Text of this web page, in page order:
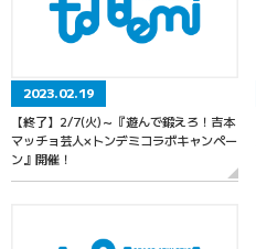
2023.02.19
【終了】2/7(火)～『遊んで鍛えろ！吉本
マッチョ芸人×トンデミコラボキャンペー
ン』開催！